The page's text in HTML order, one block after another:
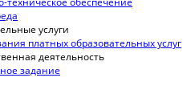
услуги
платных образовательных услуг
деятельность
задание